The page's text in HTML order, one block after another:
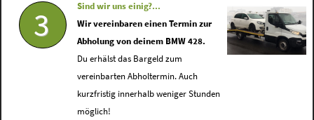
3
Sind wir uns einig?...
Wir vereinbaren einen Termin zur
Abholung von deinem BMW 428.
Du erhälst das Bargeld zum
vereinbarten Abholtermin. Auch
kurzfristig innerhalb weniger Stunden
möglich!